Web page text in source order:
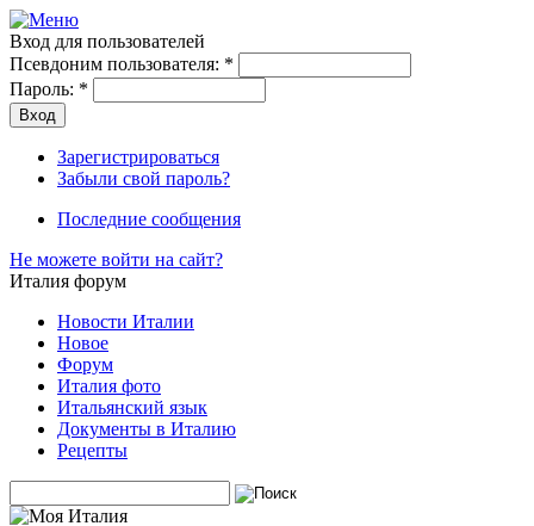
Вход для пользователей
Псевдоним пользователя: *
Пароль: *
Зарегистрироваться
Забыли свой пароль?
Последние сообщения
Не можете войти на сайт?
Италия форум
Новости Италии
Новое
Форум
Италия фото
Итальянский язык
Документы в Италию
Рецепты